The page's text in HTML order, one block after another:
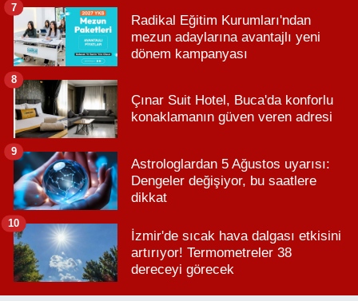
Radikal Eğitim Kurumları'ndan
mezun adaylarına avantajlı yeni
dönem kampanyası
7
Çınar Suit Hotel, Buca'da konforlu
konaklamanın güven veren adresi
8
Astrologlardan 5 Ağustos uyarısı:
Dengeler değişiyor, bu saatlere
dikkat
9
İzmir'de sıcak hava dalgası etkisini
artırıyor! Termometreler 38
dereceyi görecek
10